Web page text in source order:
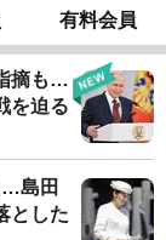
有料会員
摘も…
を迫る
…島田
とした